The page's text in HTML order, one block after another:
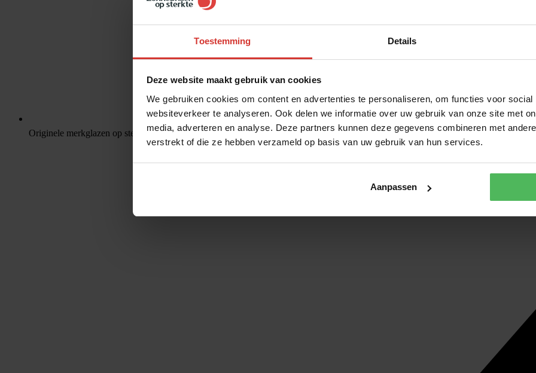
Toestemming Details
Deze website maakt gebruik van cookies
We gebruiken cookies om content en advertenties te personaliseren, om functies voor
websiteverkeer te analyseren. Ook delen we informatie over uw gebruik van onze site met
media, adverteren en analyse. Deze partners kunnen deze gegevens combineren met
verstrekt of die ze hebben verzameld op basis van uw gebruik van hun services.
Aanpassen
Originele merkglazen op sterkte